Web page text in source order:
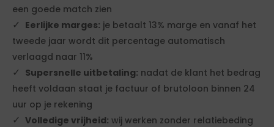
een goede match zien
Eerlijke marges: je betaalt 13% marge en vanaf het
tweede jaar wordt dit percentage automatisch
verlaagd naar 11%
Supersnelle uitbetaling: nadat de klant het bedrag
heeft voldaan staat je factuur of brutoloon binnen 24
uur op je rekening
Volledige vrijheid: wij werken zonder relatiebeding